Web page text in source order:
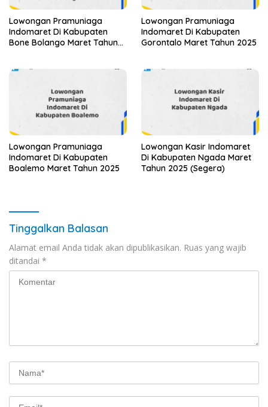
Lowongan Pramuniaga
Indomaret Di Kabupaten
Bone Bolango Maret Tahun
Lowongan Pramuniaga
Indomaret Di Kabupaten
Gorontalo Maret Tahun 2025
Lowongan Pramuniaga
Indomaret Di Kabupaten
Boalemo Maret Tahun 2025
Lowongan Kasir Indomaret
Di Kabupaten Ngada Maret
Tahun 2025 (Segera)
Tinggalkan Balasan
Alamat email Anda tidak akan dipublikasikan. Ruas yang wajib
ditandai *